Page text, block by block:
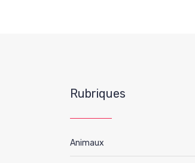
Rubriques
Animaux